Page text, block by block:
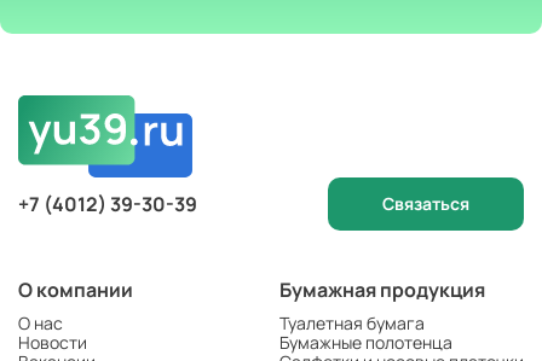
+7 (4012) 39-30-39 Связаться
О компании
О нас
Новости
Бумажная продукция
Туалетная бумага
Бумажные полотенца